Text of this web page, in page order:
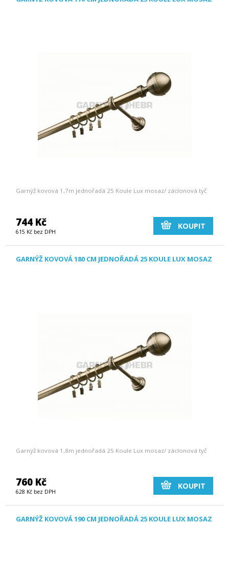
Garnýž kovová 1,7m jednořadá 25 Koule Lux mosaz/ záclonová tyč
744 Kč
615 Kč bez DPH
KOUPIT
GARNÝŽ KOVOVÁ 180 CM JEDNOŘADÁ 25 KOULE LUX MOSAZ
Garnýž kovová 1,8m jednořadá 25 Koule Lux mosaz/ záclonová tyč
760 Kč
628 Kč bez DPH
KOUPIT
GARNÝŽ KOVOVÁ 190 CM JEDNOŘADÁ 25 KOULE LUX MOSAZ